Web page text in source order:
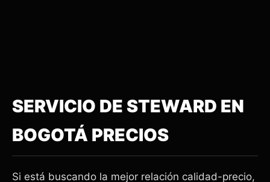
SERVICIO DE STEWARD EN
BOGOTÁ PRECIOS
Si está buscando la mejor relación calidad-precio,